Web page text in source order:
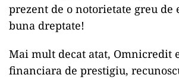
prezent de o notorietate greu de
buna dreptate!
Mai mult decat atat, Omnicredit
financiara de prestigiu,